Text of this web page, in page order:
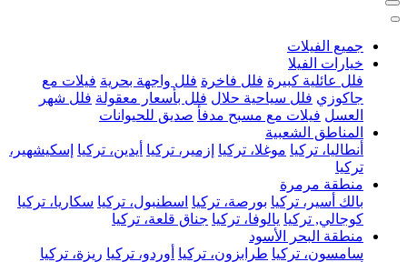
جميع الفيلات
خيارات الفيلا
فلل عائلية كبيرة فلل فاخرة فلل واجهة بحرية فيلات مع
جاكوزي فلل سياحية حلال فلل بأسعار معقولة فلل شهر
العسل فيلات مع مسبح مدفأ صديق للحيوانات
المناطق الشعبية
أنطاليا، تركيا موغلا، تركيا إزمير، تركيا أيدين، تركيا إسكيشهير،
تركيا
منطقة مرمرة
بالك أسير، تركيا بورصة، تركيا اسطنبول، تركيا سكاريا، تركيا
كوجالي, تركيا يالوفا، تركيا جناق قلعة، تركيا
منطقة البحر الأسود
سامسون، تركيا طرابزون، تركيا أوردو، تركيا ريزة، تركيا